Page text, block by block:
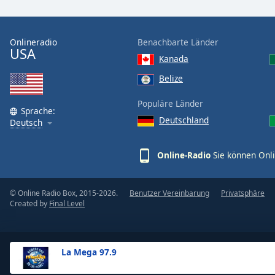
Text
Opacity
Background
La Mega 97.9
Onlineradio
USA
Sprache:
Deutsch
Benachbarte Länder
Kanada
Belize
Populäre Länder
Deutschland
Online-Radio Sie können
© Online Radio Box, 2015-2026.
Created by Final Level
Benutzer Vereinbarung Privatsphäre